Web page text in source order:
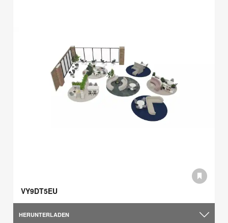
VY9DT5EU
HERUNTERLADEN